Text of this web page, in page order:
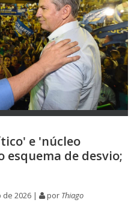
e 'núcleo
de desvio;
de 2026 | por Thiago